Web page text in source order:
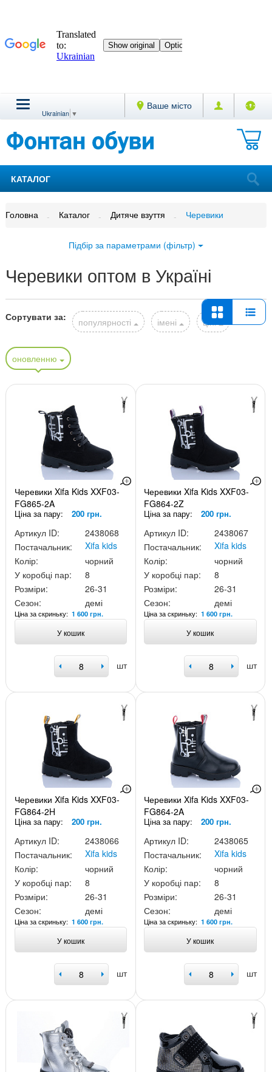
Ваше місто
Ukrainian ▼
КАТАЛОГ
Головна Каталог Дитяче взуття Черевики
Підбір за параметрами (фільтр)
Черевики оптом в Україні
Сортувати за: популярності імені ціні
оновленню
Черевики Xifa Kids XXF03-
FG865-2A
Ціна за пару: 200 грн.
Артикул ID:
2438068
Постачальник:
Xifa kids
Колір:
чорний
У коробці пар:
8
Розміри:
26-31
Сезон:
демі
Ціна за скриньку: 1 600 грн.
У кошик
шт
Черевики Xifa Kids XXF03-
FG864-2Z
Ціна за пару: 200 грн.
Артикул ID:
2438067
Постачальник:
Xifa kids
Колір:
чорний
У коробці пар:
8
Розміри:
26-31
Сезон:
демі
Ціна за скриньку:1 600 грн.
У кошик
шт
Черевики Xifa Kids XXF03-
FG864-2H
Ціна за пару: 200 грн.
Артикул ID:
2438066
Постачальник:
Xifa kids
Колір:
чорний
У коробці пар:
8
Розміри:
26-31
Сезон:
демі
Ціна за скриньку: 1 600 грн.
У кошик
шт
Черевики Xifa Kids XXF03-
FG864-2A
Ціна за пару: 200 грн.
Артикул ID:
2438065
Постачальник:
Xifa kids
Колір:
чорний
У коробці пар:
8
Розміри:
26-31
Сезон:
демі
Ціна за скриньку:1 600 грн.
У кошик
шт